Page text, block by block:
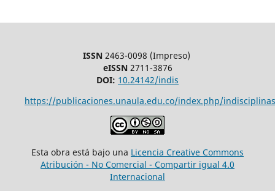
ISSN2463-0098 (Impreso)
eISSN2711-3876
DOI: 10.24142/indis
https://publicaciones.unaula.edu.co/index.php/
Esta obra está bajo una Licencia Creative Commons
Atribución - No Comercial - Compartir igual 4.0
Internacional